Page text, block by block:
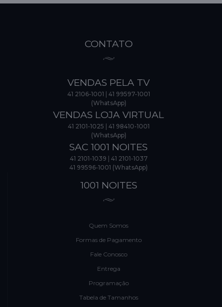
CONTATO
VENDAS PELA TV
41 2106-1001
41 99597-1001
(WhatsApp)
VENDAS LOJA VIRTUAL
41 2101-1025
41 98410-1001
(WhatsApp)
SAC 1001 NOITES
41 2101-1039
41 2101-1037
41 99596-1001 (WhatsApp)
1001 NOITES
Quem Somos
Formas de Pagamento
Fale Conosco
Entrega
Programação
Tabela de Tamanhos